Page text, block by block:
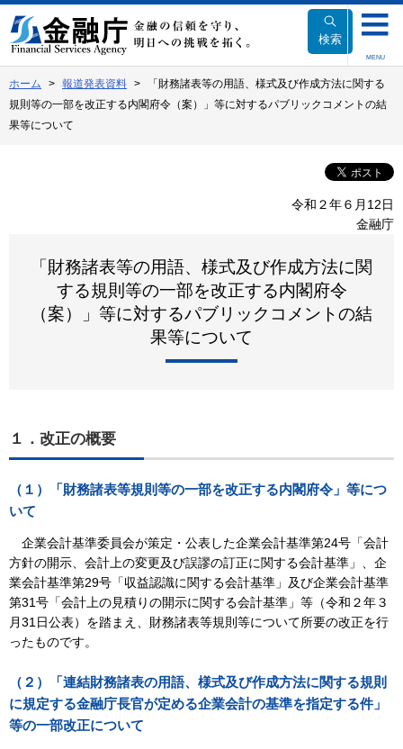
文
へ
動
検索
MENU
ホーム 報道発表資料
「財務諸表等の用語、様式及び作成方法に関する
規則等の一部を改正する内閣府令（案）」等に対するパブリックコメントの結
果等について
令和２年６月12日
金融庁
「財務諸表等の用語、様式及び作成方法に関
する規則等の一部を改正する内閣府令
（案）」等に対するパブリックコメントの結
果等について
１．改正の概要
（１）「財務諸表等規則等の一部を改正する内閣府令」等につ
いて
業会計基準委員会が策定・公表した企業会計基準第24号「会計
方針の開示、会計上の変更及び誤謬の訂正に関する会計基準」、企
業会計基準第29号「収益認識に関する会計基準」及び企業会計基準
第31号「会計上の見積りの開示に関する会計基準」等（令和２年３
月31日公表）を踏まえ、財務諸表等規則等について所要の改正を行
ったものです。
（２）「連結財務諸表の用語、様式及び作成方法に関する規則
に規定する金融庁長官が定める企業会計の基準を指定する件」
等の一部改正について